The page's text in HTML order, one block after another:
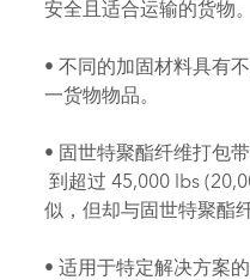
安全且适合运输的货物
• 不同的加固材料具有
一货物物品。
• 固世特聚酯纤维打包
到超过 45,000 lbs
似，但却与固世特聚酯
• 适用于特定解决方案